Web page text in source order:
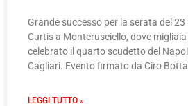
Grande successo per la serata del
Curtis a Monterusciello, dove
celebrato il quarto scudetto del
Cagliari. Evento firmato da Ciro
LEGGI TUTTO »